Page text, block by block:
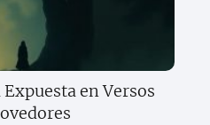
en Versos